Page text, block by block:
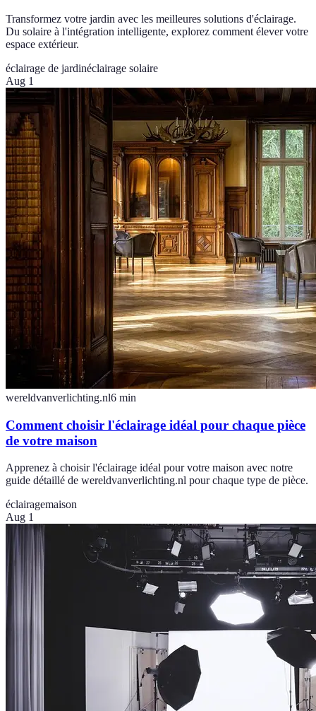
Transformez votre jardin avec les meilleures solutions d'éclairage.
Du solaire à l'intégration intelligente, explorez comment élever votre
espace extérieur.
éclairage de jardinéclairage solaire
Aug 1
wereldvanverlichting.nl6 min
Comment choisir l'éclairage idéal pour chaque pièce
de votre maison
Apprenez à choisir l'éclairage idéal pour votre maison avec notre
guide détaillé de wereldvanverlichting.nl pour chaque type de pièce.
éclairagemaison
Aug 1